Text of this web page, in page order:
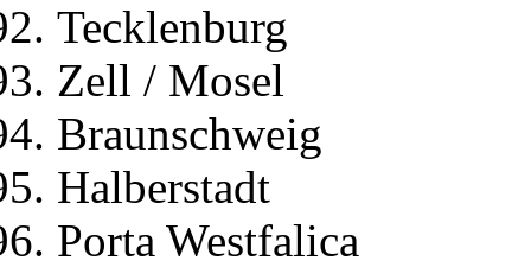
Tecklenburg
Zell / Mosel
Braunschweig
Halberstadt
Porta Westfalica